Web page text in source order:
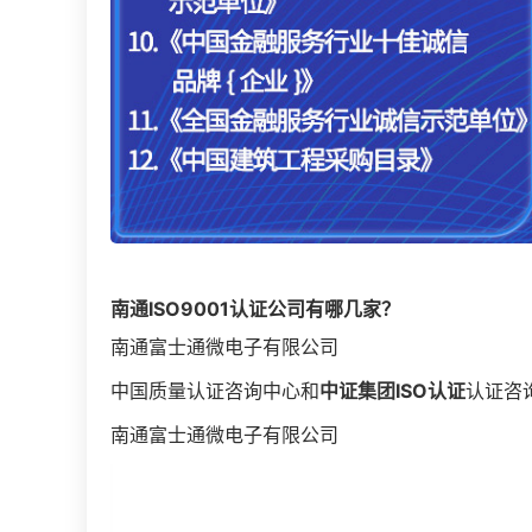
南通ISO9001认证公司有哪几家？
南通富士通微电子有限公司
中国质量认证咨询中心和中证集团ISO认证认证咨
南通富士通微电子有限公司